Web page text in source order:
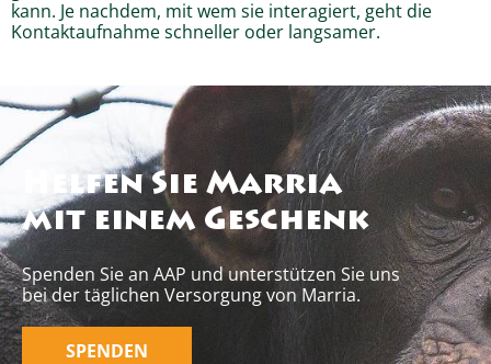
kann. Je nachdem, mit wem sie interagiert, geht die
Kontaktaufnahme schneller oder langsamer.
Helfen Sie Marria
mit einem Geschenk
Spenden Sie an AAP und unterstützen Sie uns
bei der täglichen Versorgung von Marria.
SPENDEN